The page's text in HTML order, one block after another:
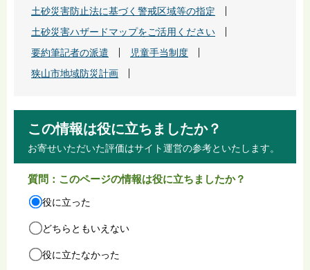
土砂災害防止法に基づく警戒区域等の指定
土砂災害ハザードマップをご活用ください
要約筆記者の派遣
児童手当制度
狭山市地域防災計画
この情報は役に立ちましたか？
お寄せいただいた評価はサイト運営の参考といたします。
質問：このページの情報は役に立ちましたか？
役に立った
どちらともいえない
役に立たなかった